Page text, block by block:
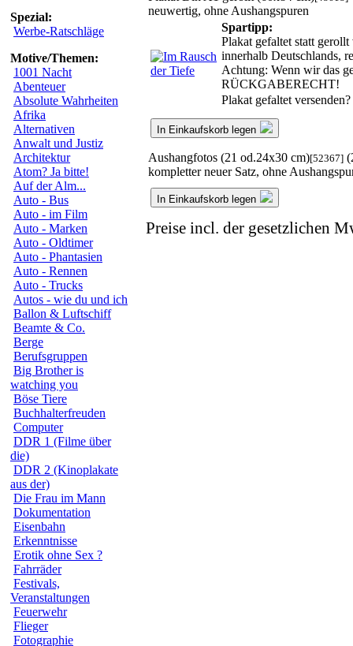
Spezial:
Werbe-Ratschläge
Motive/Themen:
1001 Nacht
Abenteuer
Absolute Wahrheiten
Afrika
Alternativen
Anwalt und Justiz
Architektur
Atom? Ja bitte!
Auf der Alm...
Auto - Bus
Auto - im Film
Auto - Marken
Auto - Oldtimer
Auto - Phantasien
Auto - Rennen
Auto - Trucks
Autos - wie du und ich
Ballon & Luftschiff
Beamte & Co.
Berge
Berufsgruppen
Big Brother is
watching you
Böse Tiere
Buchhalterfreuden
Computer
DDR 1 (Filme über
die)
DDR 2 (Kinoplakate
aus der)
Die Frau im Mann
Dokumentation
Eisenbahn
Erkenntnisse
Erotik ohne Sex ?
Fahrräder
Festivals,
Veranstaltungen
Feuerwehr
Flieger
Fotographie
neuwertig, ohne Aushangspuren
Spartipp:
Plakat gefaltet statt
innerhalb Deutschlands,
Achtung: Wenn wir das
RÜCKGABERECHT!
Plakat gefaltet versenden?
In Einkaufskorb legen
Aushangfotos (21 od.24x30 cm)[52367]
kompletter neuer Satz, ohne
In Einkaufskorb legen
Preise incl. der gesetzlichen